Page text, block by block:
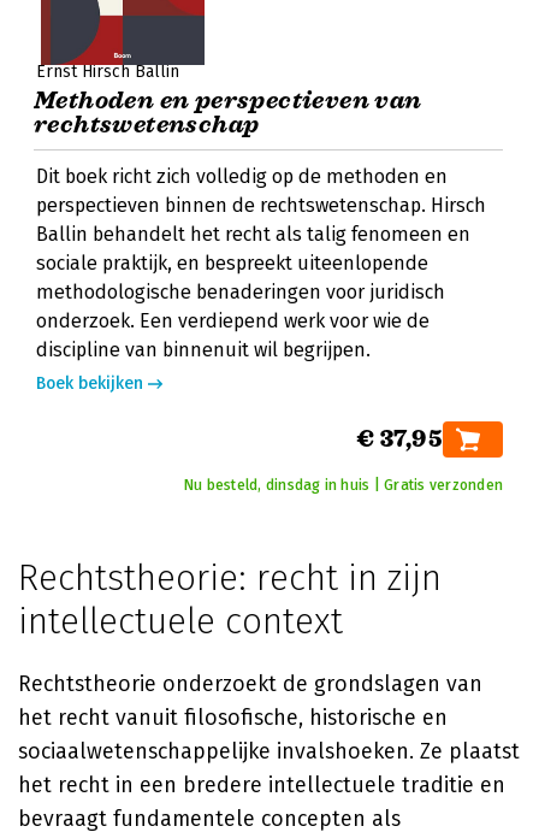
Ernst Hirsch Ballin
Methoden en perspectieven van
rechtswetenschap
Dit boek richt zich volledig op de methoden en
perspectieven binnen de rechtswetenschap. Hirsch
Ballin behandelt het recht als talig fenomeen en
sociale praktijk, en bespreekt uiteenlopende
methodologische benaderingen voor juridisch
onderzoek. Een verdiepend werk voor wie de
discipline van binnenuit wil begrijpen.
Boek bekijken
€ 37,95
Nu besteld, dinsdag in huis | Gratis verzonden
Rechtstheorie: recht in zijn
intellectuele context
Rechtstheorie onderzoekt de grondslagen van
het recht vanuit filosofische, historische en
sociaalwetenschappelijke invalshoeken. Ze plaatst
het recht in een bredere intellectuele traditie en
bevraagt fundamentele concepten als